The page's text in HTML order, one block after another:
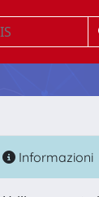
Informazioni